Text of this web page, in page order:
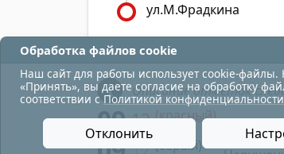
ул.М.Фрадкина
Описание отметок
09 12(красный)
- в парк;
(серый)
Обработка файлов cookie
Наш сайт для работы использует cookie-файлы.
«Принять», вы даете согласие на обработку
соответствии с Политикой конфиденциальности
Отклонить